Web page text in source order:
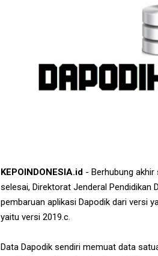
KEPOINDONESIA.id - Berhubung
selesai, Direktorat Jenderal Pendidikan
pembaruan aplikasi Dapodik dari versi
yaitu versi 2019.c.
Data Dapodik sendiri memuat data